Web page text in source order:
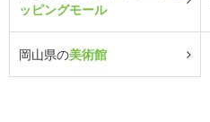
ッピングモール
岡山県の美術館